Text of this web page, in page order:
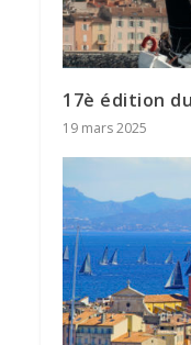
17è édition
19 mars 2025